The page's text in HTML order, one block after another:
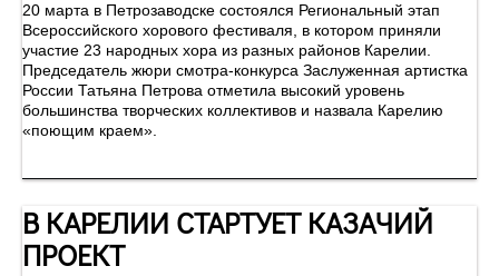
20 марта в Петрозаводске состоялся Региональный этап
Всероссийского хорового фестиваля, в котором приняли
участие 23 народных хора из разных районов Карелии.
Председатель жюри смотра-конкурса Заслуженная артистка
России Татьяна Петрова отметила высокий уровень
большинства творческих коллективов и назвала Карелию
«поющим краем».
В КАРЕЛИИ СТАРТУЕТ КАЗАЧИЙ
ПРОЕКТ